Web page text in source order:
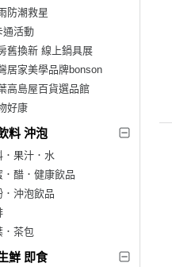
防潮救星
通活動
舊換新 線上鍋具展
居家美學品牌bonson
高島屋百貨選品館
好康
料 沖泡
．果汁．水
．醋．健康飲品
．沖泡飲品
．茶包
鮮 即食